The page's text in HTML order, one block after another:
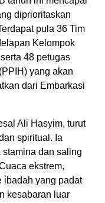
diprioritaskan
pula 36 Tim
Kelompok
48 petugas
yang akan
dari Embarkasi
Ali Hasyim, turut
spiritual. Ia
dan saling
ekstrem,
ibadah yang padat
kesabaran luar